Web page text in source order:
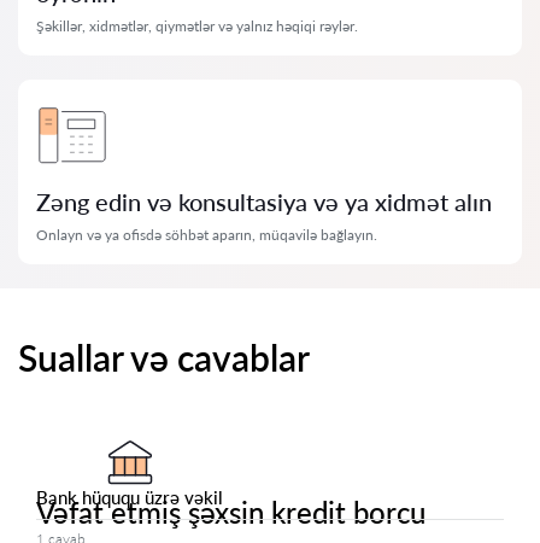
Şəkillər, xidmətlər, qiymətlər və yalnız həqiqi rəylər.
Zəng edin və konsultasiya və ya xidmət alın
Onlayn və ya ofisdə söhbət aparın, müqavilə bağlayın.
Suallar və cavablar
Bank hüququ üzrə vəkil
Vəfat etmiş şəxsin kredit borcu
1 cavab